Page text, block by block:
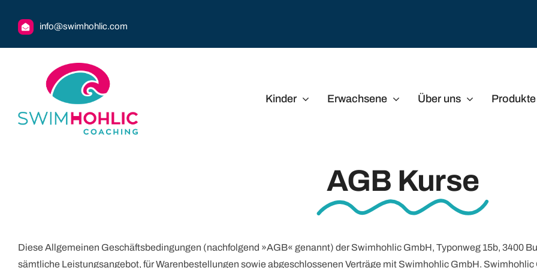
Inhalt
info@swimhohlic.com
Kinder Erwachsene Über uns Produkte
AGB Kurse
Diese Allgemeinen Geschäftsbedingungen (nachfolgend »AGB« genannt) der Swimhohlic GmbH, Typonweg 15b, 3400
sämtliche Leistungsangebot, für Warenbestellungen sowie abgeschlossenen Verträge mit Swimhohlic GmbH.